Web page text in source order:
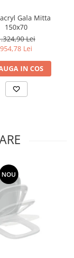
Gala Mitta
150x70
Lei
954,78 Lei
IN COS
NOU